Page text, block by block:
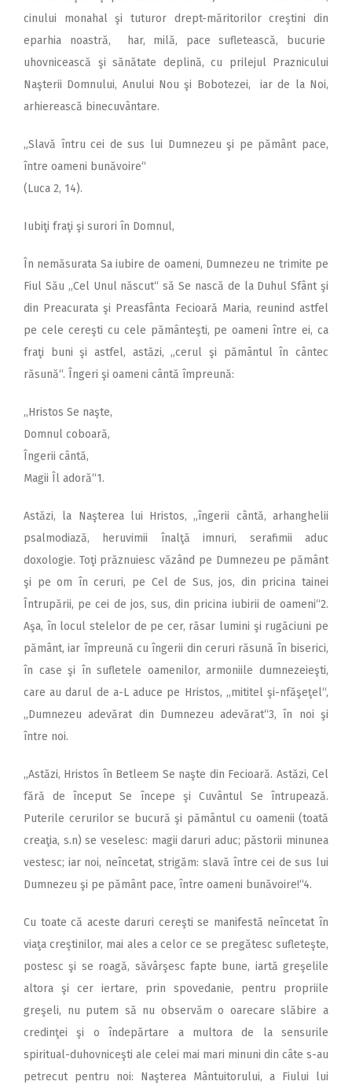
cinului monahal şi tuturor drept-măritorilor creştini din
eparhia noastră, har, milă, pace sufletească, bucurie
uhovnicească şi sănătate deplină, cu prilejul Praznicului
Naşterii Domnului, Anului Nou şi Bobotezei, iar de la Noi,
arhierească binecuvântare.
,,Slavă întru cei de sus lui Dumnezeu şi pe pământ pace,
între oameni bunăvoire“
(Luca 2, 14).
Iubiţi fraţi şi surori în Domnul,
În nemăsurata Sa iubire de oameni, Dumnezeu ne trimite pe
Fiul Său ,,Cel Unul născut“ să Se nască de la Duhul Sfânt şi
din Preacurata şi Preasfânta Fecioară Maria, reunind astfel
pe cele cereşti cu cele pământeşti, pe oameni între ei, ca
fraţi buni şi astfel, astăzi, ,,cerul şi pământul în cântec
răsună“. Îngeri şi oameni cântă împreună:
,,Hristos Se naşte,
Domnul coboară,
Îngerii cântă,
Magii Îl adoră“1.
Astăzi, la Naşterea lui Hristos, ,,îngerii cântă, arhanghelii
psalmodiază, heruvimii înalţă imnuri, serafimii aduc
doxologie. Toţi prăznuiesc văzând pe Dumnezeu pe pământ
şi pe om în ceruri, pe Cel de Sus, jos, din pricina tainei
Întrupării, pe cei de jos, sus, din pricina iubirii de oameni“2.
Aşa, în locul stelelor de pe cer, răsar lumini şi rugăciuni pe
pământ, iar împreună cu îngerii din ceruri răsună în biserici,
în case şi în sufletele oamenilor, armoniile dumnezeieşti,
care au darul de a-L aduce pe Hristos, ,,mititel şi-nfăşeţel“,
,,Dumnezeu adevărat din Dumnezeu adevărat“3, în noi şi
între noi.
,,Astăzi, Hristos în Betleem Se naşte din Fecioară. Astăzi, Cel
fără de început Se începe şi Cuvântul Se întrupează.
Puterile cerurilor se bucură şi pământul cu oamenii (toată
creaţia, s.n) se veselesc: magii daruri aduc; păstorii minunea
vestesc; iar noi, neîncetat, strigăm: slavă între cei de sus lui
Dumnezeu şi pe pământ pace, între oameni bunăvoire!“4.
Cu toate că aceste daruri cereşti se manifestă neîncetat în
viaţa creştinilor, mai ales a celor ce se pregătesc sufleteşte,
postesc şi se roagă, săvârşesc fapte bune, iartă greşelile
altora şi cer iertare, prin spovedanie, pentru propriile
greşeli, nu putem să nu observăm o oarecare slăbire a
credinţei şi o îndepărtare a multora de la sensurile
spiritual-duhovniceşti ale celei mai mari minuni din câte s-au
petrecut pentru noi: Naşterea Mântuitorului, a Fiului lui